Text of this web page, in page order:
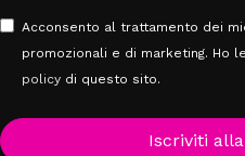
Acconsento al trattamento dei
promozionali e di marketing. Ho
policy di questo sito.
Iscriviti